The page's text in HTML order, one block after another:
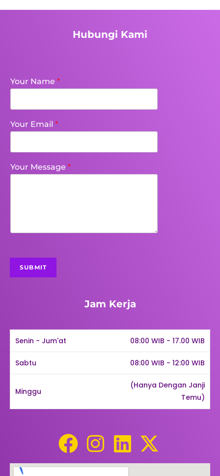
Hubungi Kami
Your Name *
Your Email *
Your Message *
SUBMIT
Jam Kerja
Senin - Jum'at 08:00 WIB - 17.00 WIB
Sabtu 08:00 WIB - 12:00 WIB
Minggu
(Hanya Dengan Janji
Temu)